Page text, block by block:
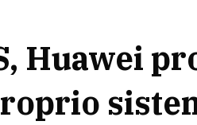
Huawei